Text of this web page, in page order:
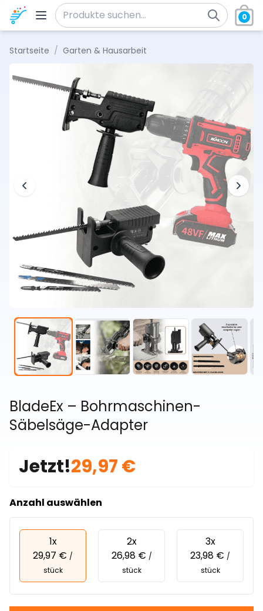
Zum Inhalt springen
Suche nach:
0
Startseite / Garten & Hausarbeit
BladeEx – Bohrmaschinen-
Säbelsäge-Adapter
Jetzt!29,97 €
Anzahl auswählen
1x
29,97 € /
stück
2x
26,98 € /
stück
3x
23,98 € /
stück